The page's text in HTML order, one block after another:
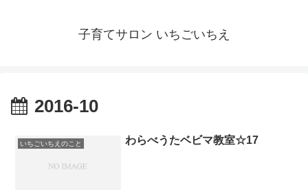
子育てサロン いちごいちえ
2016-10
いちごいちえのこと わらべうたベビマ教室☆17